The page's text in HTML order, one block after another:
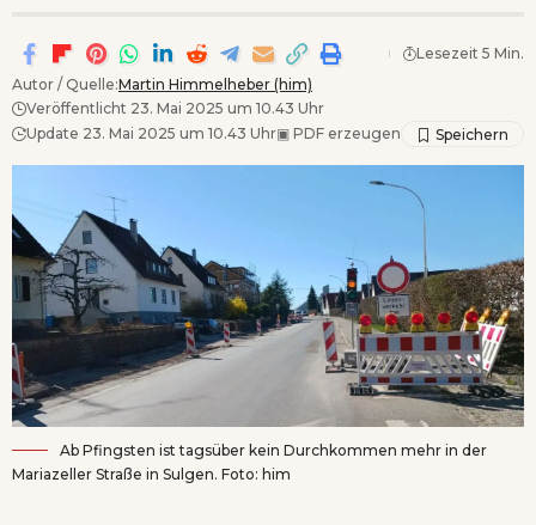
Autor / Quelle:Martin Himmelheber (him)
Veröffentlicht 23. Mai 2025 um 10.43 Uhr
Update 23. Mai 2025 um 10.43 Uhr▣ PDF erzeugen
Lesezeit 5 Min.
Ab Pfingsten ist tagsüber kein Durchkommen mehr in der
Mariazeller Straße in Sulgen. Foto: him